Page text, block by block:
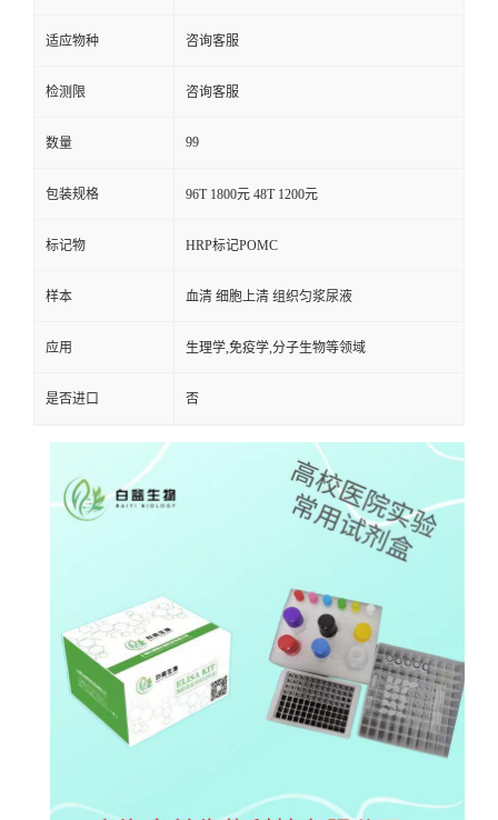
适应物种 咨询客服
检测限 咨询客服
数量 99
包装规格 96T 1800元 48T 1200元
标记物 HRP标记POMC
样本 血清 细胞上清 组织匀浆尿液
应用 生理学,免疫学,分子生物等领域
是否进口 否